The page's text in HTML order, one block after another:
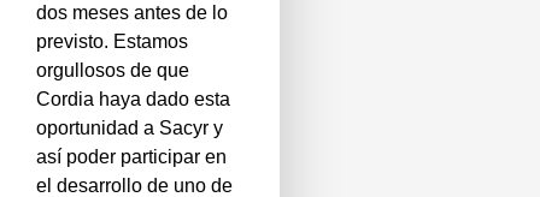
dos meses antes de lo
previsto. Estamos
orgullosos de que
Cordia haya dado esta
oportunidad a Sacyr y
así poder participar en
el desarrollo de uno de